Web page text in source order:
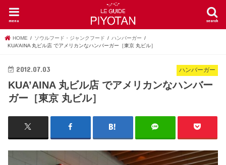
search
menu
HOME ソウルフード・ジャンクフード
ハンバーガー
KUA’AINA 丸ビル店 でアメリカンなハンバーガー［東京 丸ビル］
ハンバーガー
2012.07.03
KUA’AINA 丸ビル店 でアメリカンなハンバー
ガー［東京 丸ビル］